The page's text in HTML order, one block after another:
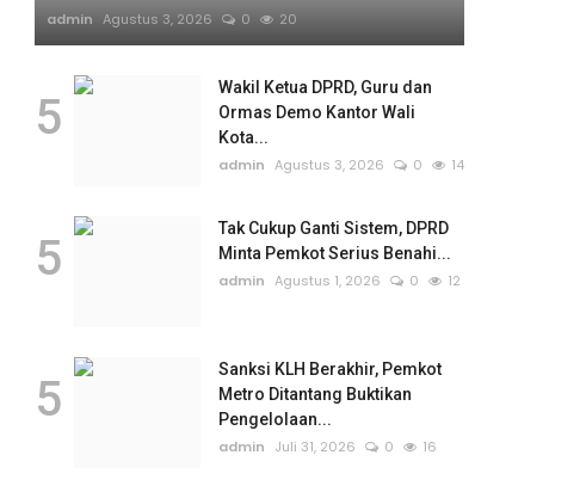
admin Agustus 3, 2026 0 20
5
Wakil Ketua DPRD, Guru dan
Ormas Demo Kantor Wali
Kota...
admin Agustus 3, 2026 0 14
5
Tak Cukup Ganti Sistem, DPRD
Minta Pemkot Serius Benahi...
admin Agustus 1, 2026 0 12
5
Sanksi KLH Berakhir, Pemkot
Metro Ditantang Buktikan
Pengelolaan...
admin
Juli 31, 2026 0 16